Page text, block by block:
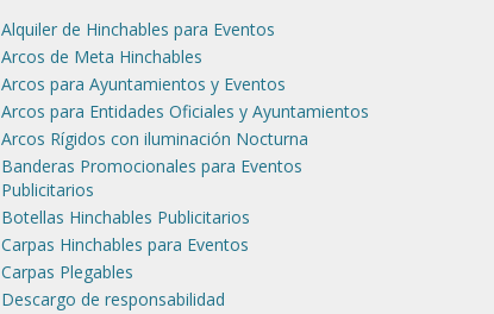
Alquiler de Hinchables para Eventos
Arcos de Meta Hinchables
Arcos para Ayuntamientos y Eventos
Arcos para Entidades Oficiales y Ayuntamientos
Arcos Rígidos con iluminación Nocturna
Banderas Promocionales para Eventos
Publicitarios
Botellas Hinchables Publicitarios
Carpas Hinchables para Eventos
Carpas Plegables
Descargo de responsabilidad